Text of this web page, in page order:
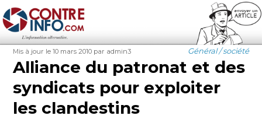
Contre-Info
Publié
le
Mis à jour le 10 mars 2010 Auteur
par admin3 Catégories
Général / société
Alliance du patronat et des
syndicats pour exploiter
les clandestins